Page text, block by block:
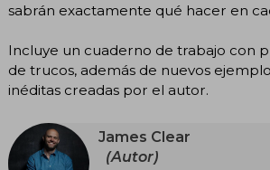
sabrán exactamente qué hacer en
Incluye un cuaderno de trabajo con
de trucos, además de nuevos
inéditas creadas por el autor.
James Clear
(Autor)